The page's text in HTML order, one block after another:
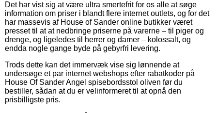
Det har vist sig at være ultra smertefrit for os alle at søge
information om priser i blandt flere internet outlets, og for det
har massevis af House of Sander online butikker været
presset til at at nedbringe priserne på varerne – til piger og
drenge, og ligeledes til herrer og damer – kolossalt, og
endda nogle gange byde på gebyrfri levering.
Trods dette kan det immervæk vise sig lønnende at
undersøge et par internet webshops efter rabatkoder på
House Of Sander Angel spisebordsstol oliven før du
bestiller, sådan at du er velinformeret til at opnå den
prisbilligste pris.